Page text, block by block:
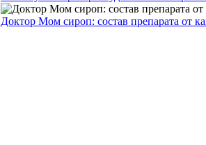
Доктор Мом сироп: состав препарата от